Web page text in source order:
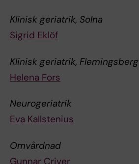
Klinisk geriatrik, Solna
Sigrid Eklöf
Klinisk geriatrik, Flemingsberg
Helena Fors
Neurogeriatrik
Eva Kallstenius
Omvårdnad
Gunnar Criver